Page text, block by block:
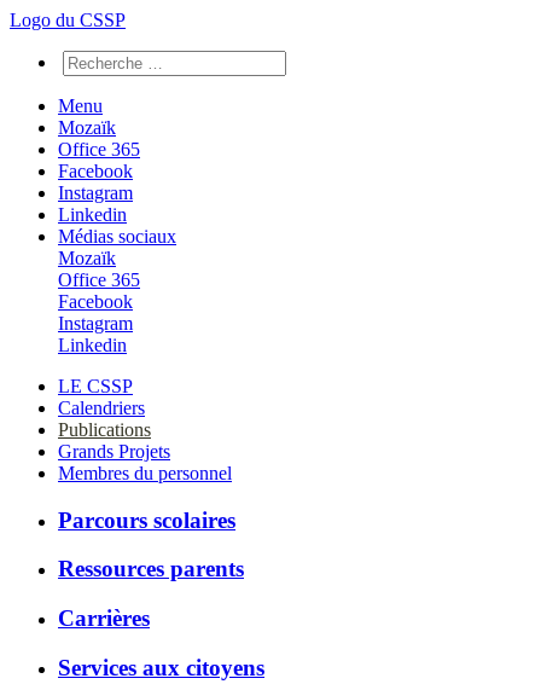
Logo du CSSP
Menu
Mozaïk
Office 365
Facebook
Instagram
Linkedin
Médias sociaux
Mozaïk
Office 365
Facebook
Instagram
Linkedin
LE CSSP
Calendriers
Publications
Grands Projets
Membres du personnel
Parcours scolaires
Ressources parents
Carrières
Services aux citoyens